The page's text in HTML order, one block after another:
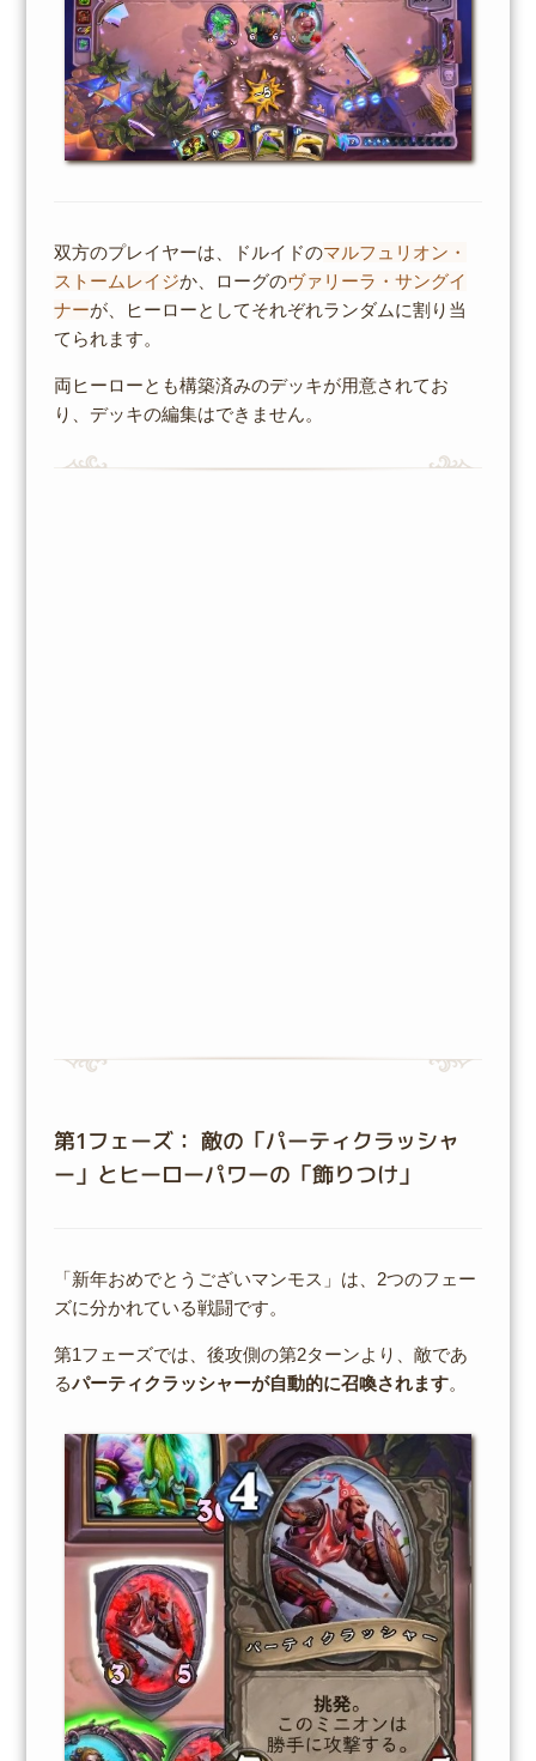
双方のプレイヤーは、ドルイドのマルフュリオン・
ストームレイジか、ローグのヴァリーラ・サングイ
ナーが、ヒーローとしてそれぞれランダムに割り当
てられます。
両ヒーローとも構築済みのデッキが用意されてお
り、デッキの編集はできません。
第1フェーズ： 敵の「パーティクラッシャ
ー」とヒーローパワーの「飾りつけ」
「新年おめでとうございマンモス」は、2つのフェー
ズに分かれている戦闘です。
第1フェーズでは、後攻側の第2ターンより、敵であ
るパーティクラッシャーが自動的に召喚されます。